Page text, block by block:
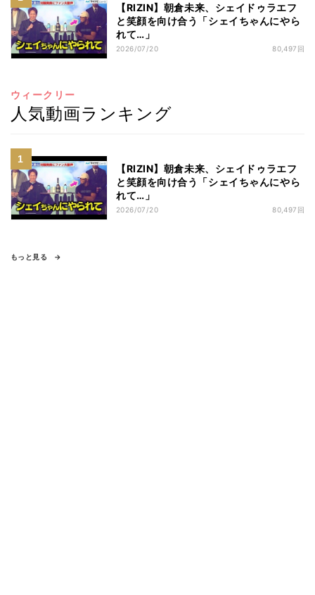
【RIZIN】朝倉未来、シェイドゥラエフ
と笑顔を向け合う「シェイちゃんにやら
れて…」
2026/07/20 80,497回
ウィークリー
人気動画ランキング
【RIZIN】朝倉未来、シェイドゥラエフ
と笑顔を向け合う「シェイちゃんにやら
れて…」
2026/07/20 80,497回
もっと見る